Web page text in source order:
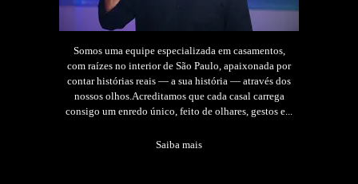
Somos uma equipe especializada em casamentos,
com raízes no interior de São Paulo, apaixonada por
contar histórias reais — a sua história — através dos
nossos olhos.Acreditamos que cada casal carrega
consigo um enredo único, feito de olhares, gestos e...
Saiba mais